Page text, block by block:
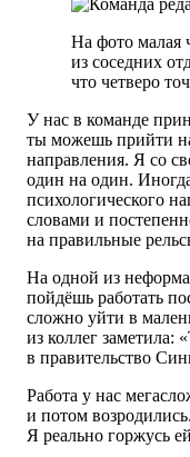
На фото малая
из соседних
что четверо
У нас в команде
ты можешь прийти
направления. Я со
один на один.
психологического
словами и
на правильные
На одной из
пойдёшь работать
сложно уйти в
из коллег заметила:
в правительство
Работа у нас
и потом
Я реально горжусь